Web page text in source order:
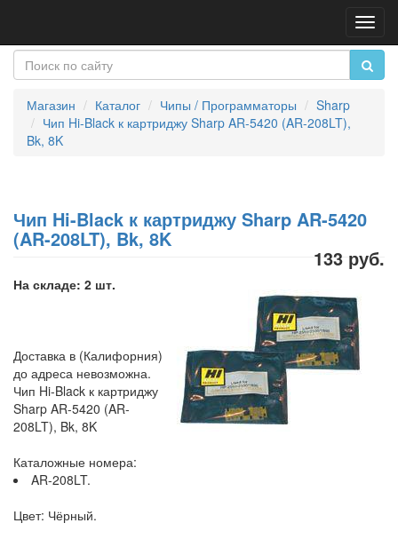
Магазин Каталог Чипы / Программаторы
Sharp
Чип Hi-Black к картриджу Sharp AR-5420 (AR-208LT),
Bk, 8K
Чип Hi-Black к картриджу Sharp AR-5420
(AR-208LT), Bk, 8K
133 руб.
На складе: 2 шт.
Доставка в (Калифорния)
до адреса невозможна.
Чип Hi-Black к картриджу
Sharp AR-5420 (AR-
208LT), Bk, 8K
Каталожные номера:
AR-208LT.
Цвет: Чёрный.